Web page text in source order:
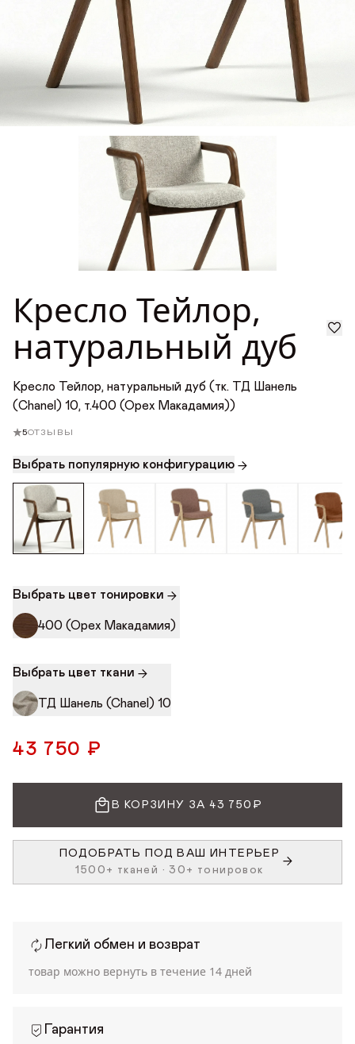
ДИЗАЙНЕРАМ
СОТРУДНИЧЕСТВО
О нас
История
Награды
Телепроекты
Яндекс Ритм
Кресло Тейлор,
натуральный дуб
Кресло Тейлор, натуральный дуб (тк. ТД Шанель
(Chanel) 10, т.400 (Орех Макадамия))
5ОТЗЫВЫ
Выбрать популярную конфигурацию
Выбрать цвет тонировки
400 (Орех Макадамия)
Выбрать цвет ткани
ТД Шанель (Chanel) 10
43 750 ₽
В КОРЗИНУ ЗА 43 750₽
ПОДОБРАТЬ ПОД ВАШ ИНТЕРЬЕР
1500+ тканей • 30+ тонировок
Легкий обмен и возврат
товар можно вернуть в течение 14 дней
Гарантия
400 (Орех
Макадамия)
0 (Светлый дуб)
020 (Дуб
меловой)
Кресло Тейлор, натуральный дуб
(тк. V Estetica malahite, т.0
(Светлый дуб))
37 200 ₽
Кресло Тейлор, натуральный дуб
(Дуб меловой))
Кресло Тейлор, натуральный дуб
(тк. Д Барса (Barsa) 808, т.020
(Дуб меловой))
(тк. ТД Шанель (Chanel) 10, т.011
(Тёмное масло))